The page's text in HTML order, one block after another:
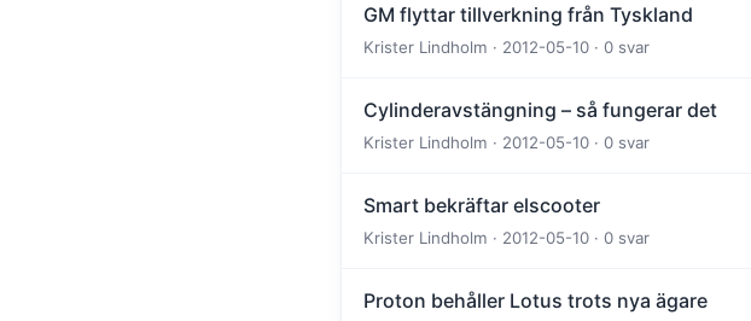
GM flyttar tillverkning från Tyskland
Krister Lindholm · 2012-05-10 · 0 svar
Cylinderavstängning – så fungerar det
Krister Lindholm · 2012-05-10 · 0 svar
Smart bekräftar elscooter
Krister Lindholm · 2012-05-10 · 0 svar
Proton behåller Lotus trots nya ägare